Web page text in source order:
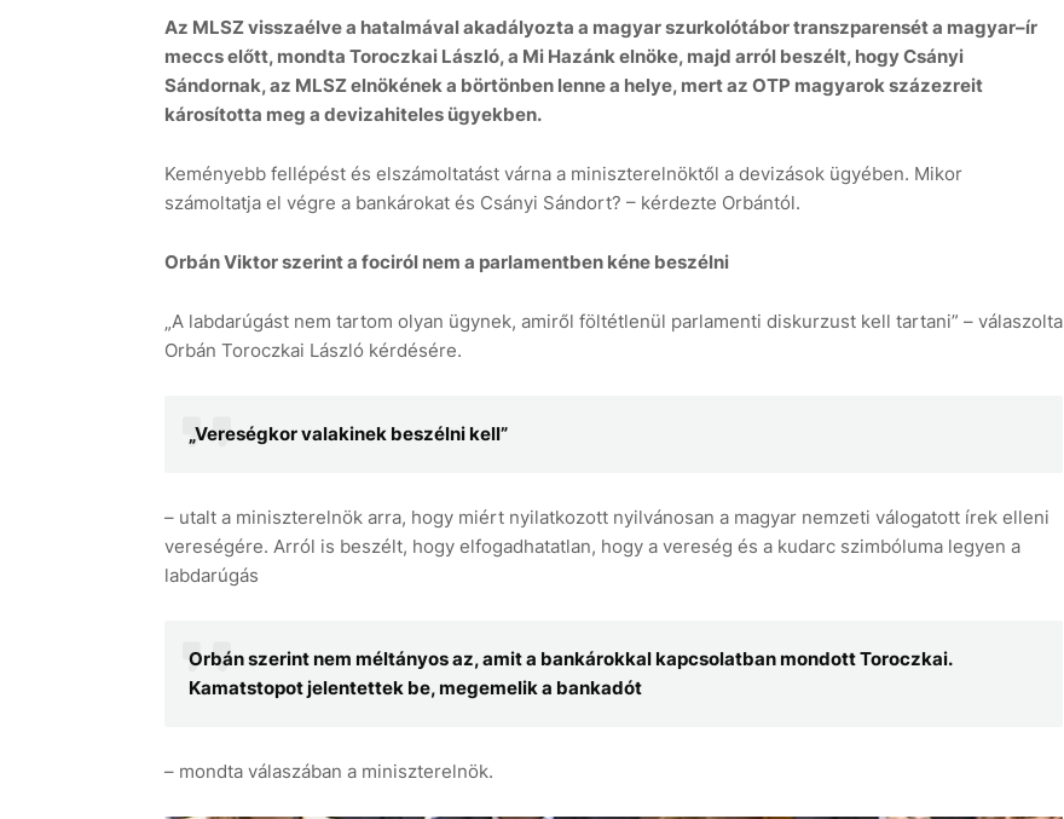
Az MLSZ visszaélve a hatalmával akadályozta a magyar szurkolótábor transzparensét a magyar–ír
meccs előtt, mondta Toroczkai László, a Mi Hazánk elnöke, majd arról beszélt, hogy Csányi
Sándornak, az MLSZ elnökének a börtönben lenne a helye, mert az OTP magyarok százezreit
károsította meg a devizahiteles ügyekben.
Keményebb fellépést és elszámoltatást várna a miniszterelnöktől a devizások ügyében. Mikor
számoltatja el végre a bankárokat és Csányi Sándort? – kérdezte Orbántól.
Orbán Viktor szerint a fociról nem a parlamentben kéne beszélni
„A labdarúgást nem tartom olyan ügynek, amiről föltétlenül parlamenti diskurzust kell tartani” – válaszolta
Orbán Toroczkai László kérdésére.
„Vereségkor valakinek beszélni kell”
– utalt a miniszterelnök arra, hogy miért nyilatkozott nyilvánosan a magyar nemzeti válogatott írek elleni
vereségére. Arról is beszélt, hogy elfogadhatatlan, hogy a vereség és a kudarc szimbóluma legyen a
labdarúgás
Orbán szerint nem méltányos az, amit a bankárokkal kapcsolatban mondott Toroczkai.
Kamatstopot jelentettek be, megemelik a bankadót
– mondta válaszában a miniszterelnök.